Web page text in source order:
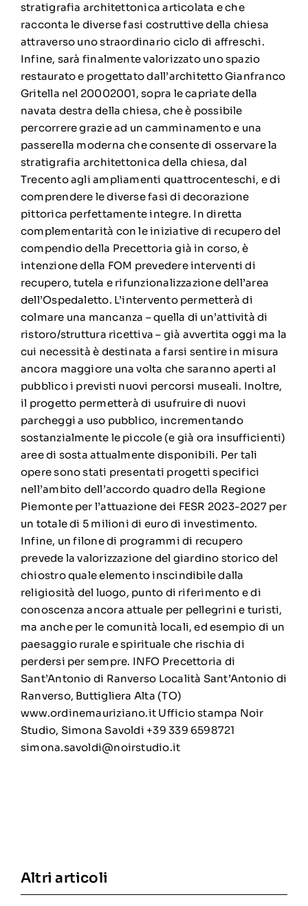
stratigrafia architettonica articolata e che
racconta le diverse fasi costruttive della chiesa
attraverso uno straordinario ciclo di affreschi.
Infine, sarà finalmente valorizzato uno spazio
restaurato e progettato dall’architetto Gianfranco
Gritella nel 20002001, sopra le capriate della
navata destra della chiesa, che è possibile
percorrere grazie ad un camminamento e una
passerella moderna che consente di osservare la
stratigrafia architettonica della chiesa, dal
Trecento agli ampliamenti quattrocenteschi, e di
comprendere le diverse fasi di decorazione
pittorica perfettamente integre. In diretta
complementarità con le iniziative di recupero del
compendio della Precettoria già in corso, è
intenzione della FOM prevedere interventi di
recupero, tutela e rifunzionalizzazione dell’area
dell’Ospedaletto. L’intervento permetterà di
colmare una mancanza – quella di un’attività di
ristoro/struttura ricettiva – già avvertita oggi ma la
cui necessità è destinata a farsi sentire in misura
ancora maggiore una volta che saranno aperti al
pubblico i previsti nuovi percorsi museali. Inoltre,
il progetto permetterà di usufruire di nuovi
parcheggi a uso pubblico, incrementando
sostanzialmente le piccole (e già ora insufficienti)
aree di sosta attualmente disponibili. Per tali
opere sono stati presentati progetti specifici
nell’ambito dell’accordo quadro della Regione
Piemonte per l’attuazione dei FESR 2023-2027 per
un totale di 5 milioni di euro di investimento.
Infine, un filone di programmi di recupero
prevede la valorizzazione del giardino storico del
chiostro quale elemento inscindibile dalla
religiosità del luogo, punto di riferimento e di
conoscenza ancora attuale per pellegrini e turisti,
ma anche per le comunità locali, ed esempio di un
paesaggio rurale e spirituale che rischia di
perdersi per sempre. INFO Precettoria di
Sant’Antonio di Ranverso Località Sant’Antonio di
Ranverso, Buttigliera Alta (TO)
www.ordinemauriziano.it Ufficio stampa Noir
Studio, Simona Savoldi +39 339 6598721
simona.savoldi@noirstudio.it
Altri articoli